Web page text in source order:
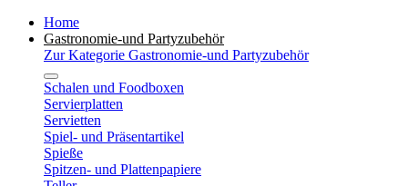
Home
Gastronomie-und Partyzubehör
Zur Kategorie Gastronomie-und Partyzubehör
Schalen und Foodboxen
Servierplatten
Servietten
Spiel- und Präsentartikel
Spieße
Spitzen- und Plattenpapiere